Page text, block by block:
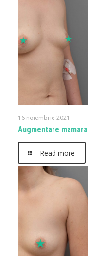
16 noiembrie 2021
Augmentare mamara
Read more